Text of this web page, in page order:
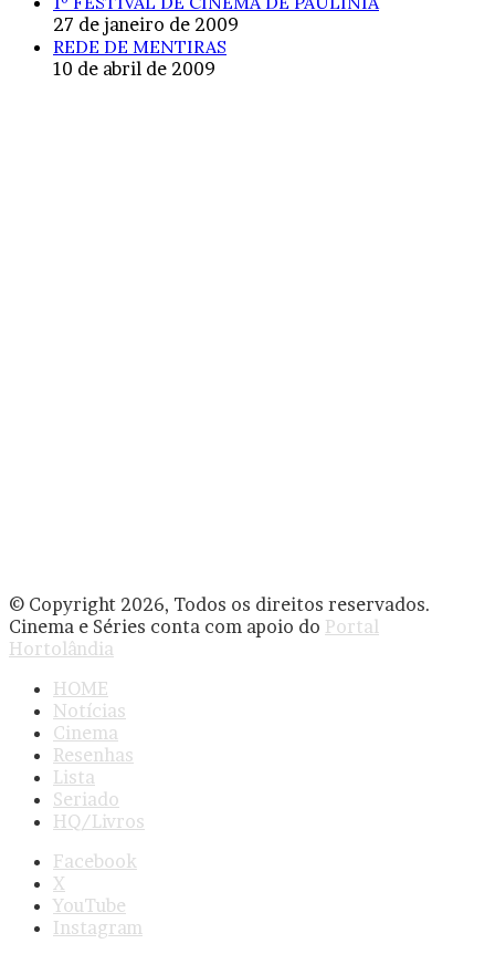
27 de janeiro de 2009
REDE DE MENTIRAS
10 de abril de 2009
© Copyright 2026, Todos os direitos reservados.
Cinema e Séries conta com apoio do Portal
Hortolândia
HOME
Notícias
Cinema
Resenhas
Lista
Seriado
HQ/Livros
Facebook
X
YouTube
Instagram